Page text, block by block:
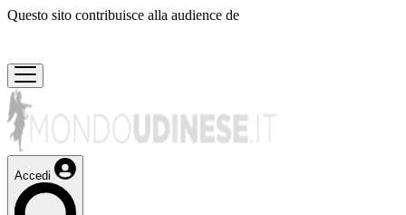
Questo sito contribuisce alla audience de
Accedi